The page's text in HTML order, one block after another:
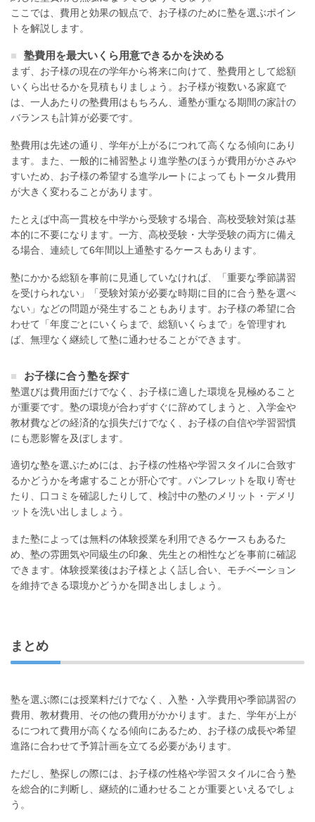
ここでは、費用と効果の観点で、お子様のために塾を選ぶポイン
トを解説します。
塾費用を最大いくら用意できるかを決める
まず、お子様の現在の学年から将来に向けて、塾費用として総額
いくら出せるかを見積もりましょう。お子様が複数いる家庭で
は、一人あたりの塾費用はもちろん、通塾が重なる期間の家計の
バランスも計算が必要です。
塾費用は先述の通り、学年が上がるにつれて高くなる傾向にあり
ます。また、一般的に補習塾より進学塾のほうが費用がかさみや
すいため、お子様の希望する進学ルートによってもトータル費用
が大きく変わることがあります。
たとえば中高一貫校を中学から受験する場合、高校受験対策は基
本的に不要になります。一方、高校受験・大学受験の両方に備え
る場合、連続して6年間以上通塾するケースもあります。
塾にかかる総額を事前に見通していなければ、「重要な季節講習
を受けられない」「受験対策が必要な時期に目的に合う塾を選べ
ない」などの問題が発生することもあります。お子様の希望に合
わせて「年度ごとにいくらまで、総額いくらまで」を管理すれ
ば、無理なく継続して塾に通わせることができます。
お子様に合う塾を探す
塾選びは費用面だけでなく、お子様に適した環境を見極めること
が重要です。塾の環境が合わずすぐに辞めてしまうと、入学金や
教材費などの経済的な損失だけでなく、お子様の自信や学習習慣
にも悪影響を及ぼします。
適切な塾を選ぶためには、お子様の性格や学習スタイルに合致す
るかどうかを考慮することが肝心です。パンフレットを取り寄せ
たり、口コミを確認したりして、検討中の塾のメリット・デメリ
ットを洗い出しましょう。
また塾によっては無料の体験授業を利用できるケースもあるた
め、塾の雰囲気や同級生の印象、先生との相性などを事前に確認
できます。体験授業後はお子様とよく話し合い、モチベーション
を維持できる環境かどうかを聞き出しましょう。
まとめ
塾を選ぶ際には授業料だけでなく、入塾・入学費用や季節講習の
費用、教材費用、その他の費用がかかります。また、学年が上が
るにつれて費用が高くなる傾向にあるため、お子様の成長や希望
進路に合わせて予算計画を立てる必要があります。
ただし、塾探しの際には、お子様の性格や学習スタイルに合う塾
を総合的に判断し、継続的に通わせることが重要といえるでしょ
う。